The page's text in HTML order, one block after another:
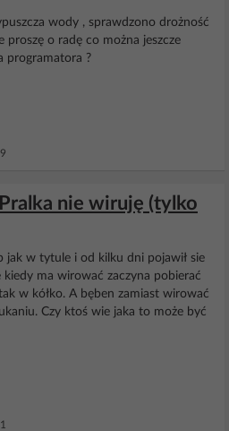
wody , sprawdzono drożność
o radę co można jeszcze
programatora ?
nie wiruję (tylko
jak w tytule i od kilku dni pojawił sie
ma wirować zaczyna pobierać
w kółko. A bęben zamiast wirować
Czy ktoś wie jaka to może być